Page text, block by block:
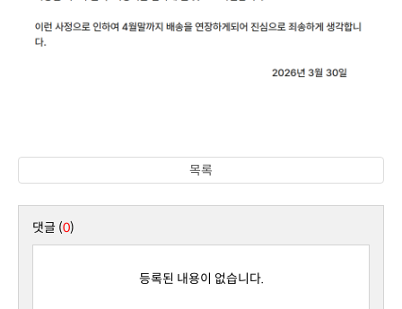
목록
댓글 (0)
등록된 내용이 없습니다.